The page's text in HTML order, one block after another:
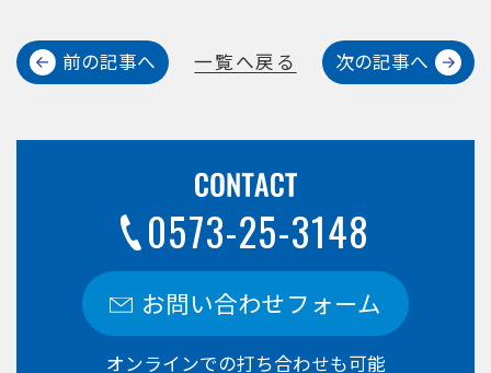
前の記事へ 一覧へ戻る 次の記事へ
0573-25-3148
お問い合わせフォーム
オンラインでの打ち合わせも可能